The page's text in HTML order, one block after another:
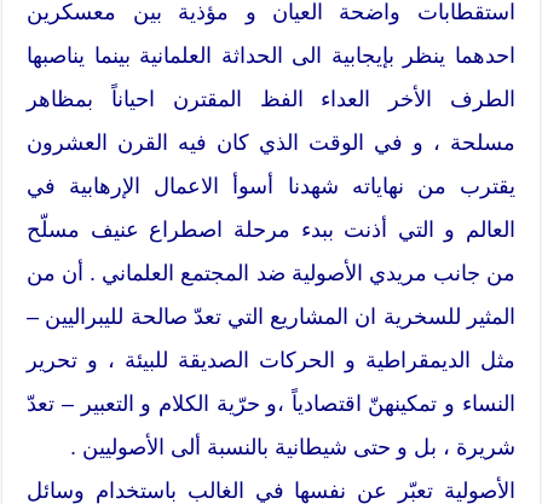
استقطابات واضحة العيان و مؤذية بين معسكرين
احدهما ينظر بإيجابية الى الحداثة العلمانية بينما يناصبها
الطرف الأخر العداء الفظ المقترن احياناً بمظاهر
مسلحة ، و في الوقت الذي كان فيه القرن العشرون
يقترب من نهاياته شهدنا أسوأ الاعمال الإرهابية في
العالم و التي أذنت ببدء مرحلة اصطراع عنيف مسلّح
من جانب مريدي الأصولية ضد المجتمع العلماني . أن من
المثير للسخرية ان المشاريع التي تعدّ صالحة لليبراليين –
مثل الديمقراطية و الحركات الصديقة للبيئة ، و تحرير
النساء و تمكينهنّ اقتصادياً ،و حرّية الكلام و التعبير – تعدّ
شريرة ، بل و حتى شيطانية بالنسبة ألى الأصوليين .
الأصولية تعبّر عن نفسها في الغالب باستخدام وسائل